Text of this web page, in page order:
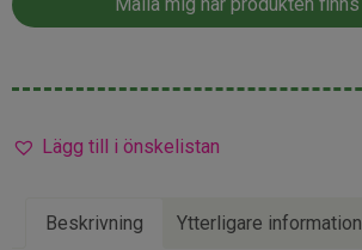
Lägg till i önskelistan
Beskrivning Ytterligare information